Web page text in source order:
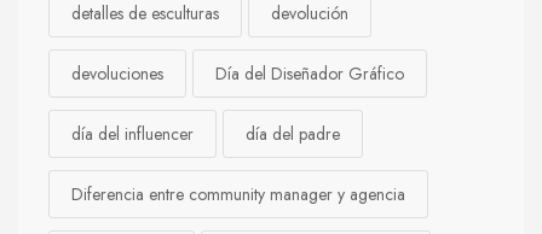
detalles de esculturas devolución
devoluciones Día del Diseñador Gráfico
día del influencer día del padre
Diferencia entre community manager y agencia